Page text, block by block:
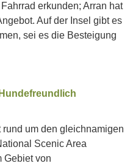
erkunden; Arran hat
Auf der Insel gibt es
sei es die Besteigung
um den gleichnamigen
Scenic Area
Gebiet von